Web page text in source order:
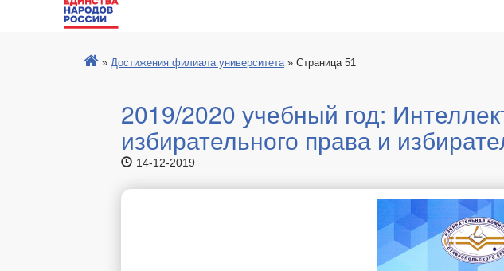
» Достижения филиала университета » Страница 51
2019/2020 учебный год:
избирательного права и
14-12-2019